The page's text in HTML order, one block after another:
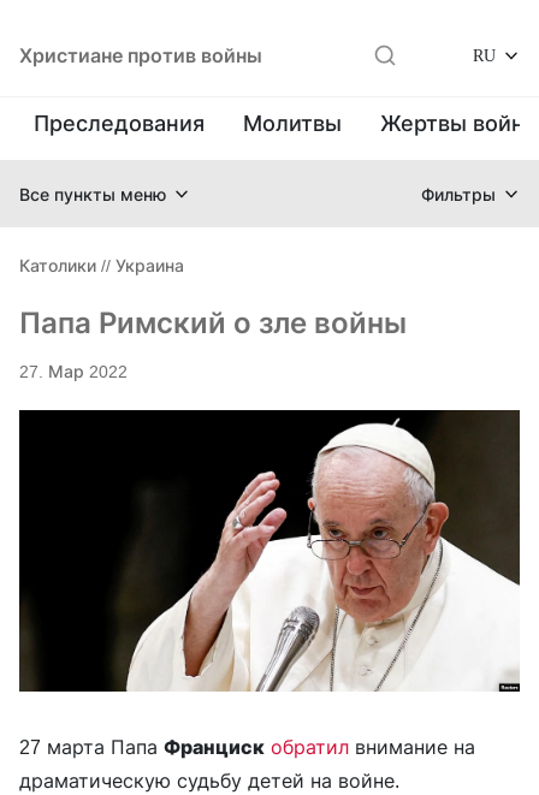
Христиане против войны RU
Преследования Молитвы Жертвы
Все пункты меню Фильтры
Католики // Украина
Папа Римский о зле войны
27. Мар 2022
27 марта Папа Франциск обратил внимание на
драматическую судьбу детей на войне.